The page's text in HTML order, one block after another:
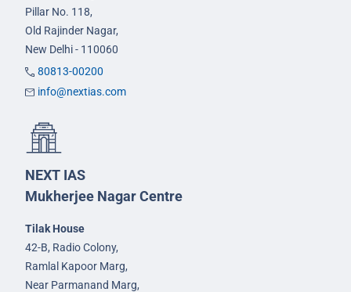
Pillar No. 118,
Old Rajinder Nagar,
New Delhi - 110060
80813-00200
info@nextias.com
NEXT IAS
Mukherjee Nagar Centre
Tilak House
42-B, Radio Colony,
Ramlal Kapoor Marg,
Near Parmanand Marg,